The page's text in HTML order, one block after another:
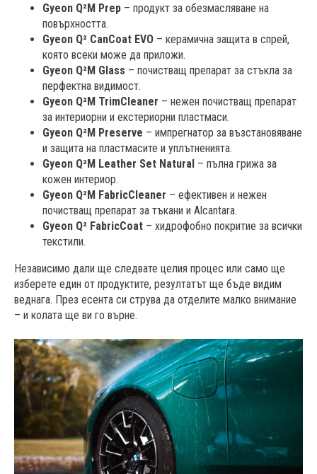
Gyeon Q²M Prep – продукт за обезмасляване на
повърхността.
Gyeon Q² CanCoat EVO – керамична защита в спрей,
която всеки може да приложи.
Gyeon Q²M Glass – почистващ препарат за стъкла за
перфектна видимост.
Gyeon Q²M TrimCleaner – нежен почистващ препарат
за интериорни и екстериорни пластмаси.
Gyeon Q²M Preserve – импрегнатор за възстановяване
и защита на пластмасите и уплътненията.
Gyeon Q²M Leather Set Natural – пълна грижа за
кожен интериор.
Gyeon Q²M FabricCleaner – ефективен и нежен
почистващ препарат за тъкани и Alcantara.
Gyeon Q² FabricCoat – хидрофобно покритие за всички
текстили.
Независимо дали ще следвате целия процес или само ще
изберете един от продуктите, резултатът ще бъде видим
веднага. През есента си струва да отделите малко внимание
– и колата ще ви го върне.